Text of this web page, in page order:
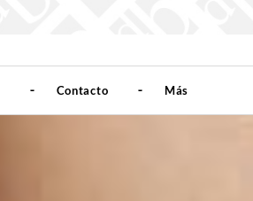
Contacto Más